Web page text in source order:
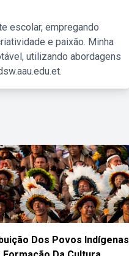
escolar, empregando
e paixão. Minha
utilizando abordagens
Dos Povos Indígenas